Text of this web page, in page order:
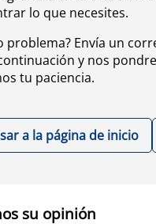
lo que necesites.
problema? Envía un
y nos
tu paciencia.
a la página de inicio
su opinión